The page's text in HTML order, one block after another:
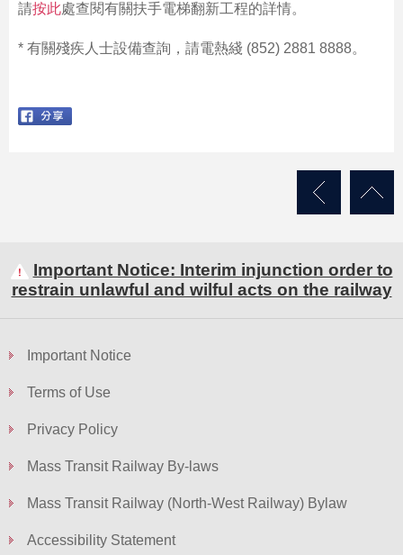
請按此處查閱有關扶手電梯翻新工程的詳情。
* 有關殘疾人士設備查詢，請電熱綫 (852) 2881 8888。
Important Notice: Interim injunction order to
restrain unlawful and wilful acts on the railway
Important Notice
Terms of Use
Privacy Policy
Mass Transit Railway By-laws
Mass Transit Railway (North-West Railway) Bylaw
Accessibility Statement